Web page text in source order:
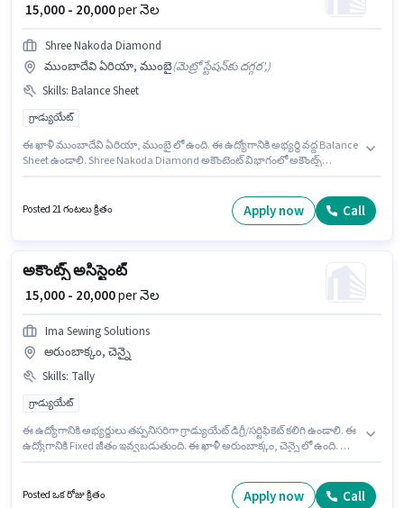
₹ 15,000 - 20,000per నెల
Shree Nakoda Diamond
ముంబాదేవి ఏరియా, ముంబై(మెట్రో స్టేషన్‌కు దగ్గర',)
Skills: Balance Sheet
గ్రాడ్యుయేట్
ఈ ఖాళీ ముంబాదేవి ఏరియా, ముంబై లో ఉంది. ఈ ఉద్యోగానికి అభ్యర్థి వద్ద Balance
Sheet ఉండాలి. Shree Nakoda Diamond అకౌంటెంట్ విభాగంలో అకౌంట్స్
ఉండాలి. ఈ ఉద్యోగం 1 - 5 ఏళ్లు సంవత్సరాల అనుభవం ఉన్న వారికి కోసం, నెల జీతం
Posted 21 గంటలు క్రితం Apply now Call
అకౌంట్స్ అసిస్టెంట్
₹ 15,000 - 20,000per నెల
Ima Sewing Solutions
అరుంబాక్కం, చెన్నై
Skills: Tally
గ్రాడ్యుయేట్
ఈ ఉద్యోగానికి అభ్యర్థులు తప్పనిసరిగా గ్రాడ్యుయేట్ డిగ్రీ/సర్టిఫికెట్ కలిగి ఉండాలి. ఈ
ఉద్యోగానికి Fixed జీతం ఇవ్వబడుతుంది. ఈ ఖాళీ అరుంబాక్కం, చెన్నై లో ఉంది. ఈ
ఉంటుంది. Ima Sewing Solutions అకౌంటెంట్ విభాగంలో అకౌంట్స్ అసిస్టెంట్
Posted ఒక రోజు క్రితం Apply now Call